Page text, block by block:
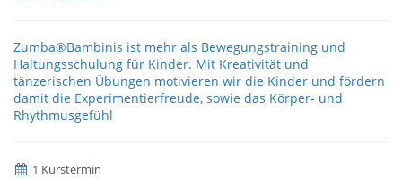
Zumba®Bambinis ist mehr als Bewegungstraining und
Haltungsschulung für Kinder. Mit Kreativität und
tänzerischen Übungen motivieren wir die Kinder und fördern
damit die Experimentierfreude, sowie das Körper- und
Rhythmusgefühl
1 Kurstermin